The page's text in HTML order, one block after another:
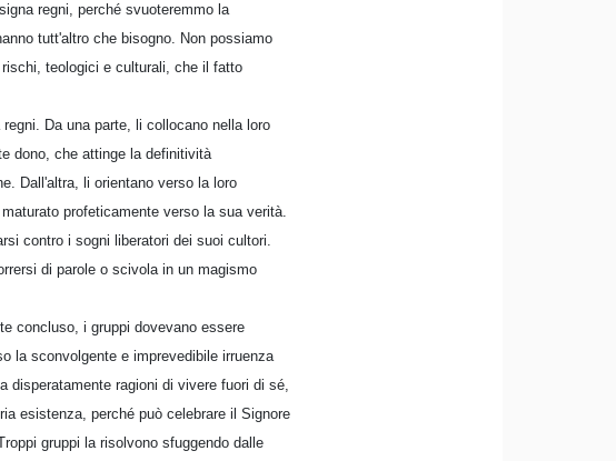
regni, perché svuoteremmo la
tutt'altro che bisogno. Non possiamo
teologici e culturali, che il fatto
Da una parte, li collocano nella loro
dono, che attinge la definitività
Dall'altra, li orientano verso la loro
profeticamente verso la sua verità.
contro i sogni liberatori dei suoi cultori.
di parole o scivola in un magismo
concluso, i gruppi dovevano essere
la sconvolgente e imprevedibile irruenza
disperatamente ragioni di vivere fuori di sé,
esistenza, perché può celebrare il Signore
gruppi la risolvono sfuggendo dalle